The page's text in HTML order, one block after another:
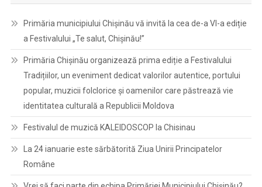
Primăria municipiului Chișinău vă invită la cea de-a VI-a ediție
a Festivalului „Te salut, Chișinău!”
Primăria Chișinău organizează prima ediție a Festivalului
Tradițiilor, un eveniment dedicat valorilor autentice, portului
popular, muzicii folclorice și oamenilor care păstrează vie
identitatea culturală a Republicii Moldova
Festivalul de muzică KALEIDOSCOP la Chisinau
La 24 ianuarie este sărbătorită Ziua Unirii Principatelor
Române